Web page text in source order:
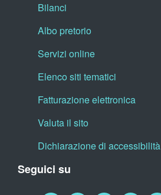
Bilanci
Albo pretorio
Servizi online
Elenco siti tematici
Fatturazione elettronica
Valuta il sito
Dichiarazione di accessibilità
Seguici su